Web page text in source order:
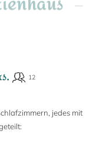
jedes mit